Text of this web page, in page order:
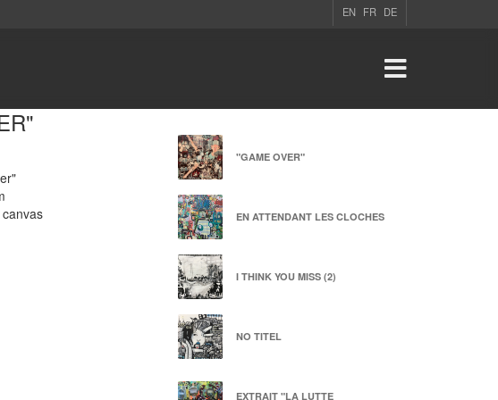
EN FR DE
"GAME OVER"
EN ATTENDANT LES CLOCHES
I THINK YOU MISS (2)
NO TITEL
EXTRAIT "LA LUTTE